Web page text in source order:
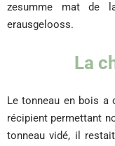
zesumme mat de
erausgelooss.
La
Le tonneau en bois a
récipient permettant
tonneau vidé, il